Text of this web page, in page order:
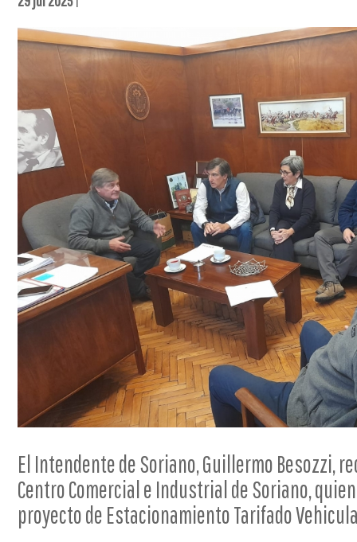
El Intendente de Soriano, Guillermo Besozzi,
Centro Comercial e Industrial de Soriano,
proyecto de Estacionamiento Tarifado